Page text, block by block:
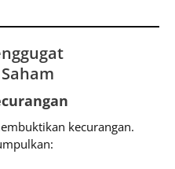
kecurangan.